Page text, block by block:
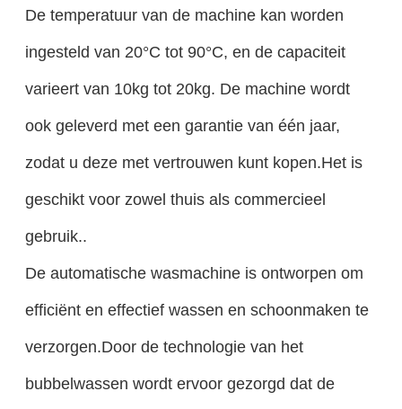
De temperatuur van de machine kan worden
ingesteld van 20°C tot 90°C, en de capaciteit
varieert van 10kg tot 20kg. De machine wordt
ook geleverd met een garantie van één jaar,
zodat u deze met vertrouwen kunt kopen.Het is
geschikt voor zowel thuis als commercieel
gebruik..
De automatische wasmachine is ontworpen om
efficiënt en effectief wassen en schoonmaken te
verzorgen.Door de technologie van het
bubbelwassen wordt ervoor gezorgd dat de